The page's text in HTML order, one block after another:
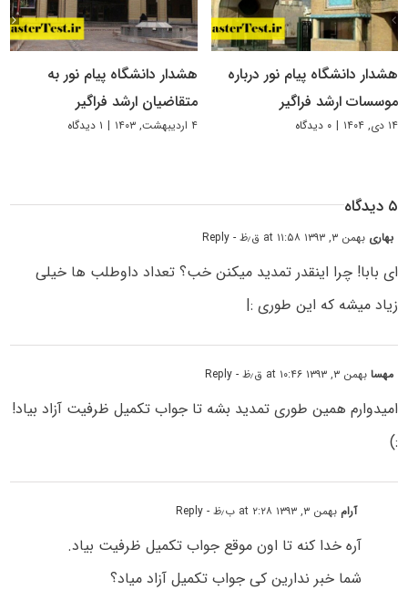
هشدار دانشگاه پیام نور درباره
موسسات ارشد فراگیر
۱۴ دی, ۱۴۰۴ | ۰ دیدگاه
هشدار دانشگاه پیام نور به
متقاضیان ارشد فراگیر
۴ اردیبهشت, ۱۴۰۳ | ۱ دیدگاه
۵ دیدگاه
بهاری بهمن ۳, ۱۳۹۳ at ۱۱:۵۸ ق٫ظ - Reply
ای بابا! چرا اینقدر تمدید میکنن خب؟ تعداد داوطلب ها خیلی
زیاد میشه که این طوری :|
مهسابهمن ۳, ۱۳۹۳ at ۱۰:۴۶ ق٫ظ - Reply
امیدوارم همین طوری تمدید بشه تا جواب تکمیل ظرفیت آزاد بیاد!
:)
آرام بهمن ۳, ۱۳۹۳ at ۲:۲۸ ب٫ظ - Reply
آره خدا کنه تا اون موقع جواب تکمیل ظرفیت بیاد.
شما خبر ندارین کی جواب تکمیل آزاد میاد؟